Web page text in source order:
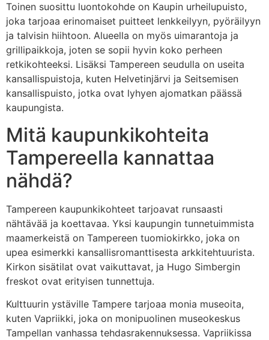
Toinen suosittu luontokohde on Kaupin urheilupuisto,
joka tarjoaa erinomaiset puitteet lenkkeilyyn, pyöräilyyn
ja talvisin hiihtoon. Alueella on myös uimarantoja ja
grillipaikkoja, joten se sopii hyvin koko perheen
retkikohteeksi. Lisäksi Tampereen seudulla on useita
kansallispuistoja, kuten Helvetinjärvi ja Seitsemisen
kansallispuisto, jotka ovat lyhyen ajomatkan päässä
kaupungista.
Mitä kaupunkikohteita
Tampereella kannattaa
nähdä?
Tampereen kaupunkikohteet tarjoavat runsaasti
nähtävää ja koettavaa. Yksi kaupungin tunnetuimmista
maamerkeistä on Tampereen tuomiokirkko, joka on
upea esimerkki kansallisromanttisesta arkkitehtuurista.
Kirkon sisätilat ovat vaikuttavat, ja Hugo Simbergin
freskot ovat erityisen tunnettuja.
Kulttuurin ystäville Tampere tarjoaa monia museoita,
kuten Vapriikki, joka on monipuolinen museokeskus
Tampellan vanhassa tehdasrakennuksessa. Vapriikissa